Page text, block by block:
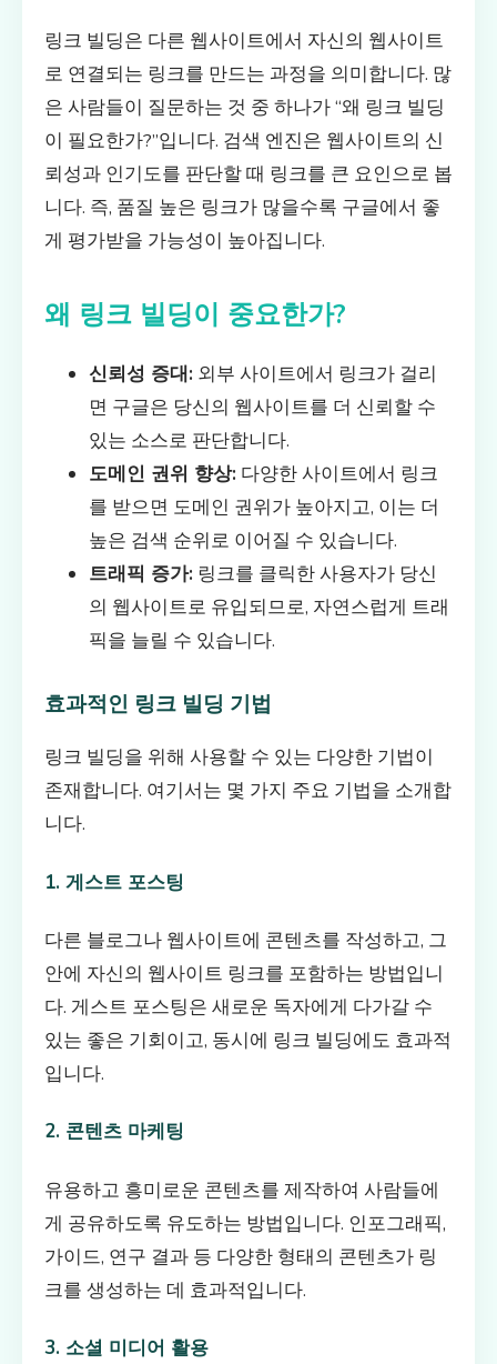
링크 빌딩은 다른 웹사이트에서 자신의 웹사이트
로 연결되는 링크를 만드는 과정을 의미합니다. 많
은 사람들이 질문하는 것 중 하나가 “왜 링크 빌딩
이 필요한가?”입니다. 검색 엔진은 웹사이트의 신
뢰성과 인기도를 판단할 때 링크를 큰 요인으로 봅
니다. 즉, 품질 높은 링크가 많을수록 구글에서 좋
게 평가받을 가능성이 높아집니다.
왜 링크 빌딩이 중요한가?
신뢰성 증대: 외부 사이트에서 링크가 걸리
면 구글은 당신의 웹사이트를 더 신뢰할 수
있는 소스로 판단합니다.
도메인 권위 향상: 다양한 사이트에서 링크
를 받으면 도메인 권위가 높아지고, 이는 더
높은 검색 순위로 이어질 수 있습니다.
트래픽 증가: 링크를 클릭한 사용자가 당신
의 웹사이트로 유입되므로, 자연스럽게 트래
픽을 늘릴 수 있습니다.
효과적인 링크 빌딩 기법
링크 빌딩을 위해 사용할 수 있는 다양한 기법이
존재합니다. 여기서는 몇 가지 주요 기법을 소개합
니다.
1. 게스트 포스팅
다른 블로그나 웹사이트에 콘텐츠를 작성하고, 그
안에 자신의 웹사이트 링크를 포함하는 방법입니
다. 게스트 포스팅은 새로운 독자에게 다가갈 수
있는 좋은 기회이고, 동시에 링크 빌딩에도 효과적
입니다.
2. 콘텐츠 마케팅
유용하고 흥미로운 콘텐츠를 제작하여 사람들에
게 공유하도록 유도하는 방법입니다. 인포그래픽,
가이드, 연구 결과 등 다양한 형태의 콘텐츠가 링
크를 생성하는 데 효과적입니다.
3. 소셜 미디어 활용